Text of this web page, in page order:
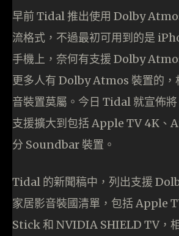
早前 Tidal 推出使用 Dolby
流格式，不過最初可用到的是
手機上，奈何有支援 Dolby
更多人有 Dolby Atmos 裝置的，
音裝置莫屬。今日 Tidal 就宣佈
支援擴大到包括 Apple TV 4K、
分 Soundbar 裝置。
Tidal 的新聞稿中，列出支援
家居影音裝國清單，包括 Apple
Stick 和 NVIDIA SHIELD TV，